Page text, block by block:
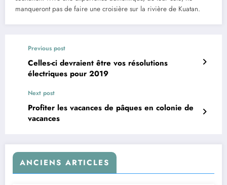
manqueront pas de faire une croisière sur la rivière de Kuatan.
Previous post
Celles-ci devraient être vos résolutions
électriques pour 2019
Next post
Profiter les vacances de pâques en colonie de
vacances
ANCIENS ARTICLES